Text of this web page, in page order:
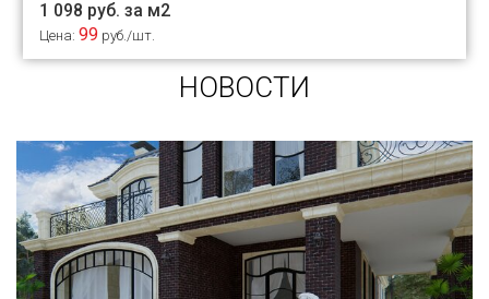
1 098 руб. за м2
Цена: 99 руб./шт.
НОВОСТИ
Сегодня «клинкером» называют все подряд...
и напольную плитку и ступени (фронтальные,
угловые) для облицовки крыльца, фасадную
плитку и другие материалы преимущественно
для экстерьерной отделки домов, зон